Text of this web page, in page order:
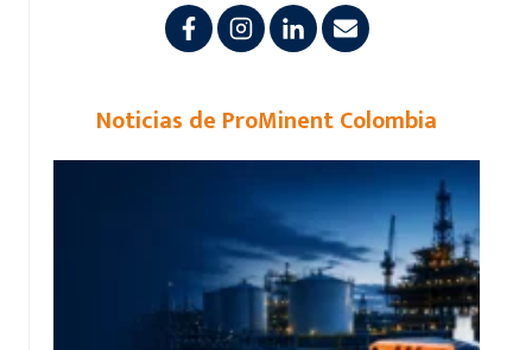
Noticias de ProMinent Colombia